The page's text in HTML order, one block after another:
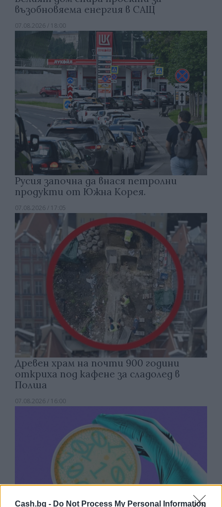
Cash.bg - Do Not Process My Personal Information
възобновяема енергия в САЩ
07.08.2026 / 18:00
Русия започна да внася петролни
продукти от Южна Корея.
07.08.2026 / 17:05
Древен храм на почти 900 години
откриха под кафене за сладолед в
Полша
07.08.2026 / 16:00